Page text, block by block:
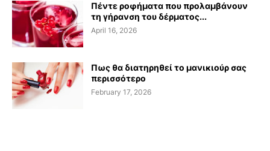
Πέντε ροφήματα που προλαμβάνουν
τη γήρανση του δέρματος...
April 16, 2026
Πως θα διατηρηθεί το μανικιούρ σας
περισσότερο
February 17, 2026